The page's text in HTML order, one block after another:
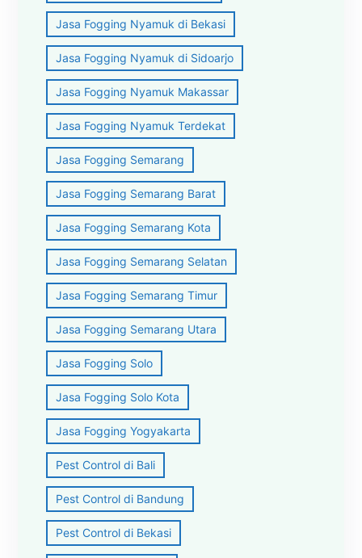
Jasa Fogging Nyamuk di Bekasi
Jasa Fogging Nyamuk di Sidoarjo
Jasa Fogging Nyamuk Makassar
Jasa Fogging Nyamuk Terdekat
Jasa Fogging Semarang
Jasa Fogging Semarang Barat
Jasa Fogging Semarang Kota
Jasa Fogging Semarang Selatan
Jasa Fogging Semarang Timur
Jasa Fogging Semarang Utara
Jasa Fogging Solo
Jasa Fogging Solo Kota
Jasa Fogging Yogyakarta
Pest Control di Bali
Pest Control di Bandung
Pest Control di Bekasi